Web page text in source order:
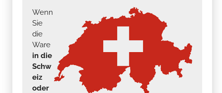
Wenn
Sie
die
Ware
in die
Schw
eiz
oder